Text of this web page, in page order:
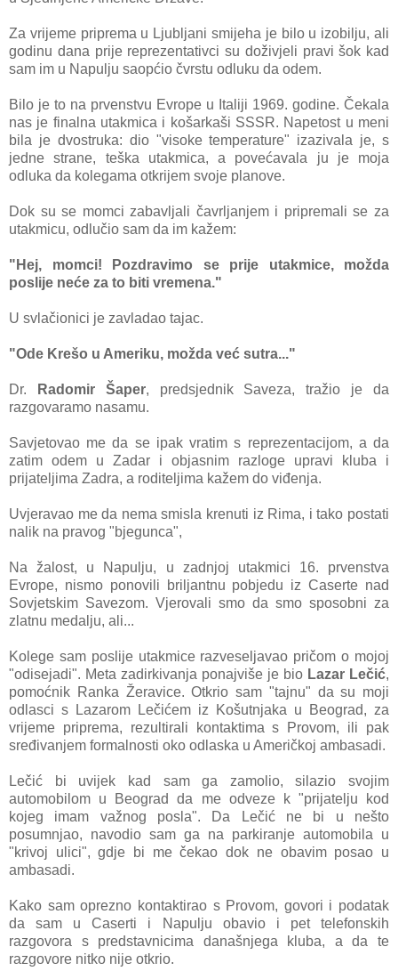
Za vrijeme priprema u Ljubljani smijeha je bilo u izobilju, ali
godinu dana prije reprezentativci su doživjeli pravi šok kad
sam im u Napulju saopćio čvrstu odluku da odem.
Bilo je to na prvenstvu Evrope u Italiji 1969. godine. Čekala
nas je finalna utakmica i košarkaši SSSR. Napetost u meni
bila je dvostruka: dio "visoke temperature" izazivala je, s
jedne strane, teška utakmica, a povećavala ju je moja
odluka da kolegama otkrijem svoje planove.
Dok su se momci zabavljali čavrljanjem i pripremali se za
utakmicu, odlučio sam da im kažem:
"Hej, momci! Pozdravimo se prije utakmice, možda
poslije neće za to biti vremena."
U svlačionici je zavladao tajac.
"Ode Krešo u Ameriku, možda već sutra..."
Dr. Radomir Šaper, predsjednik Saveza, tražio je da
razgovaramo nasamu.
Savjetovao me da se ipak vratim s reprezentacijom, a da
zatim odem u Zadar i objasnim razloge upravi kluba i
prijateljima Zadra, a roditeljima kažem do viđenja.
Uvjeravao me da nema smisla krenuti iz Rima, i tako postati
nalik na pravog "bjegunca",
Na žalost, u Napulju, u zadnjoj utakmici 16. prvenstva
Evrope, nismo ponovili briljantnu pobjedu iz Caserte nad
Sovjetskim Savezom. Vjerovali smo da smo sposobni za
zlatnu medalju, ali...
Kolege sam poslije utakmice razveseljavao pričom o mojoj
"odisejadi". Meta zadirkivanja ponajviše je bio Lazar Lečić,
pomoćnik Ranka Žeravice. Otkrio sam "tajnu" da su moji
odlasci s Lazarom Lečićem iz Košutnjaka u Beograd, za
vrijeme priprema, rezultirali kontaktima s Provom, ili pak
sređivanjem formalnosti oko odlaska u Američkoj ambasadi.
Lečić bi uvijek kad sam ga zamolio, silazio svojim
automobilom u Beograd da me odveze k "prijatelju kod
kojeg imam važnog posla". Da Lečić ne bi u nešto
posumnjao, navodio sam ga na parkiranje automobila u
"krivoj ulici", gdje bi me čekao dok ne obavim posao u
ambasadi.
Kako sam oprezno kontaktirao s Provom, govori i podatak
da sam u Caserti i Napulju obavio i pet telefonskih
razgovora s predstavnicima današnjega kluba, a da te
razgovore nitko nije otkrio.